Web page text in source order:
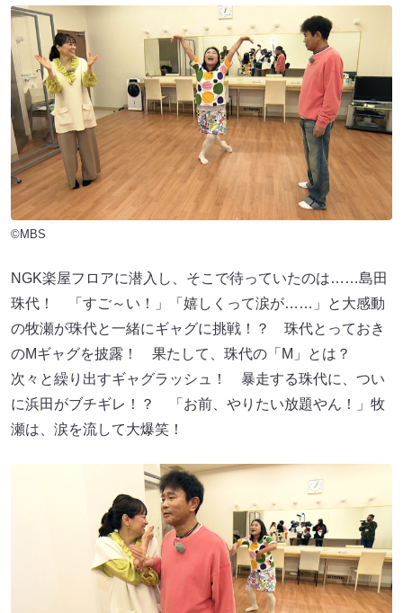
©MBS
NGK楽屋フロアに潜入し、そこで待っていたのは……島田
珠代！ 「すご～い！」「嬉しくって涙が……」と大感動
の牧瀬が珠代と一緒にギャグに挑戦！？ 珠代とっておき
のMギャグを披露！ 果たして、珠代の「M」とは？
次々と繰り出すギャグラッシュ！ 暴走する珠代に、つい
に浜田がブチギレ！？ 「お前、やりたい放題やん！」牧
瀬は、涙を流して大爆笑！